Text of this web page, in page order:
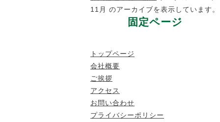
11月 のアーカイブを表示しています。
固定ページ
トップページ
会社概要
ご挨拶
アクセス
お問い合わせ
プライバシーポリシー